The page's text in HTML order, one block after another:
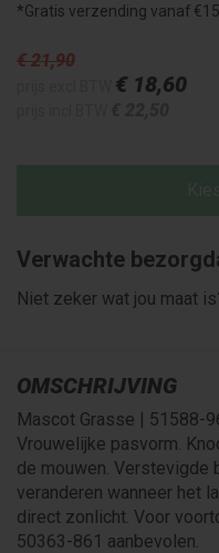
*Gratis verzending vanaf
€ 21,90
€ 18,60
Verwachte
Niet zeker wat jou maat
OMSCHRIJVING
Mascot Grasse | 51588-
Vrouwelijke pasvorm.
de mouwen. Verstevigde
veranderen wanneer het
direct zonlicht. Voor
50363-861 aanbevolen.